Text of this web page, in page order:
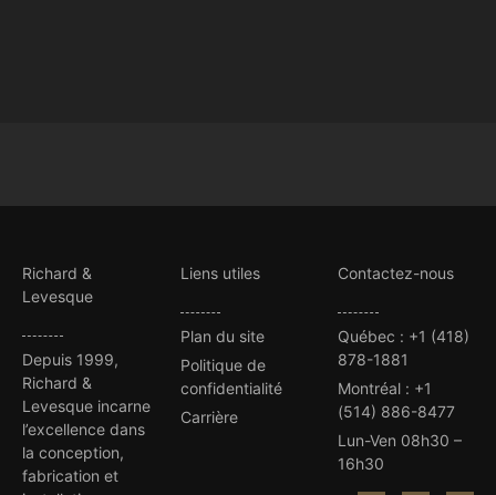
Richard &
Levesque
Depuis 1999,
Richard &
Levesque incarne
l’excellence dans
la conception,
fabrication et
Liens utiles
Plan du site
Politique de
confidentialité
Carrière
Contactez-nous
Québec : +1 (418)
878-1881
Montréal : +1
(514) 886-8477
Lun-Ven 08h30 –
16h30